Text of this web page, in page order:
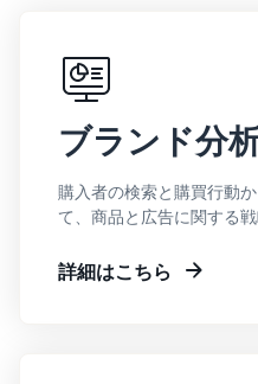
ブランド分
購入者の検索と購買行動
て、商品と広告に関する
詳細はこちら